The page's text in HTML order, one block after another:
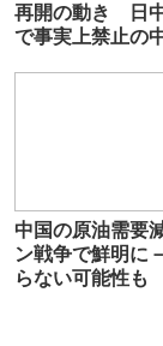
再開の動き 日
で事実上禁止の
中国の原油需要
ン戦争で鮮明に
らない可能性も